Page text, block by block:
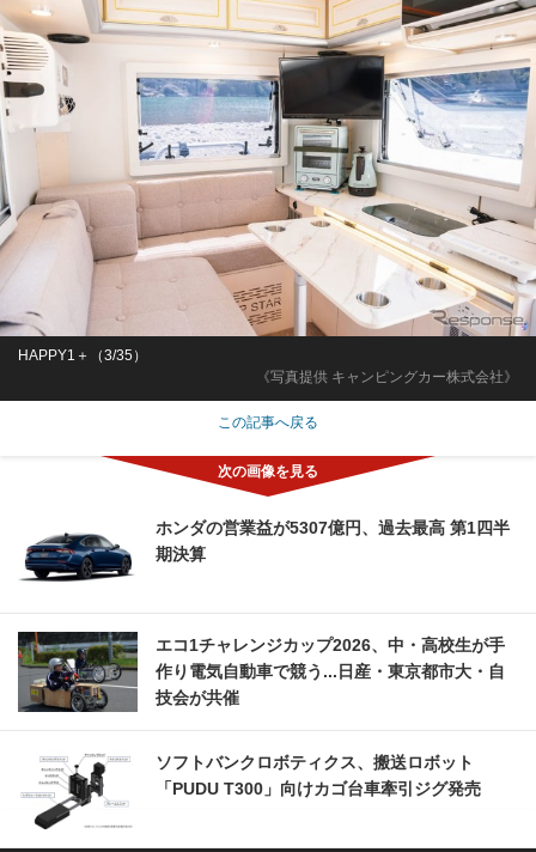
《写真提供 キャンピングカー株式会社》
HAPPY1＋（3/35）
この記事へ戻る
ホンダの営業益が5307億円、過去最高 第1四半
期決算
エコ1チャレンジカップ2026、中・高校生が手
作り電気自動車で競う...日産・東京都市大・自
技会が共催
ソフトバンクロボティクス、搬送ロボット
「PUDU T300」向けカゴ台車牽引ジグ発売